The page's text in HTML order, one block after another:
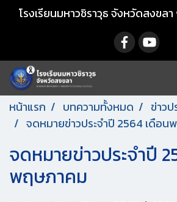
โรงเรียนมหาวชิราวุธ จังหวัดสงขล
หน้าแรก บทความทั้งหมด
ข่าว
จดหมายข่าวประจำปี 2564 เดือน
จดหมายข่าวประจำปี
พฤษภาคม